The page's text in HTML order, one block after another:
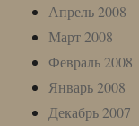
Апрель 2008
Март 2008
Февраль 2008
Январь 2008
Декабрь 2007